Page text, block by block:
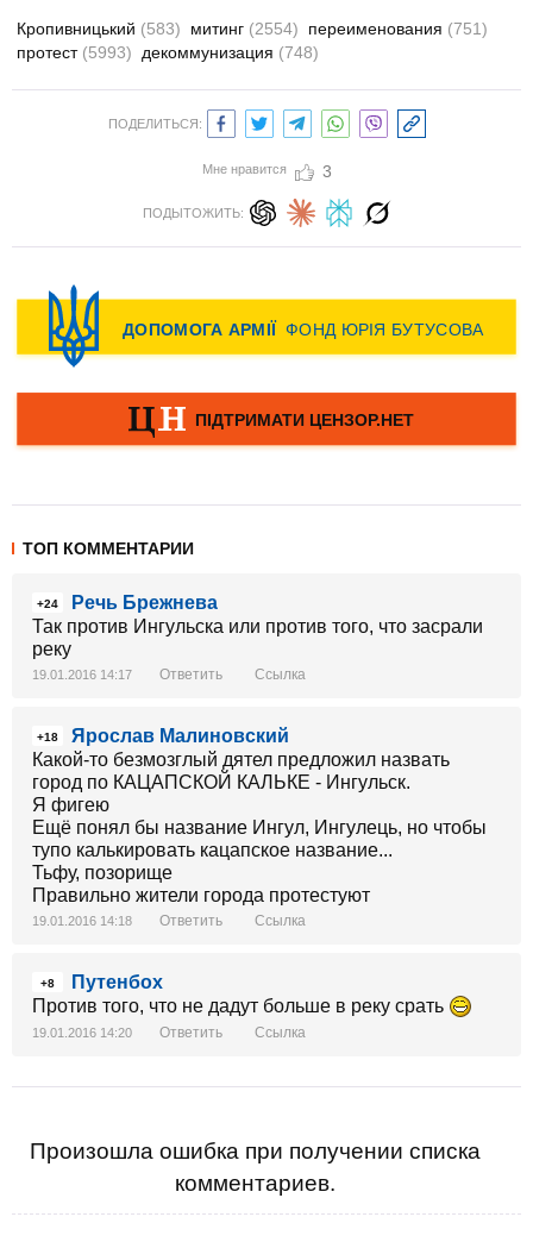
Кропивницький (583) митинг (2554) переименования (751)
протест (5993) декоммунизация (748)
ПОДЕЛИТЬСЯ:
Мне нравится 3
ПОДЫТОЖИТЬ:
ТОП КОММЕНТАРИИ
+24
Речь Брежнева
Так против Ингульска или против того, что засрали
реку
19.01.2016 14:17 Ответить Ссылка
+18
Ярослав Малиновский
Какой-то безмозглый дятел предложил назвать
город по КАЦАПСКОЙ КАЛЬКЕ - Ингульск.
Я фигею
Ещё понял бы название Ингул, Ингулець, но чтобы
тупо калькировать кацапское название...
Тьфу, позорище
Правильно жители города протестуют
19.01.2016 14:18 Ответить Ссылка
+8
Путенбох
Против того, что не дадут больше в реку срать
19.01.2016 14:20 Ответить Ссылка
Произошла ошибка при получении списка
комментариев.